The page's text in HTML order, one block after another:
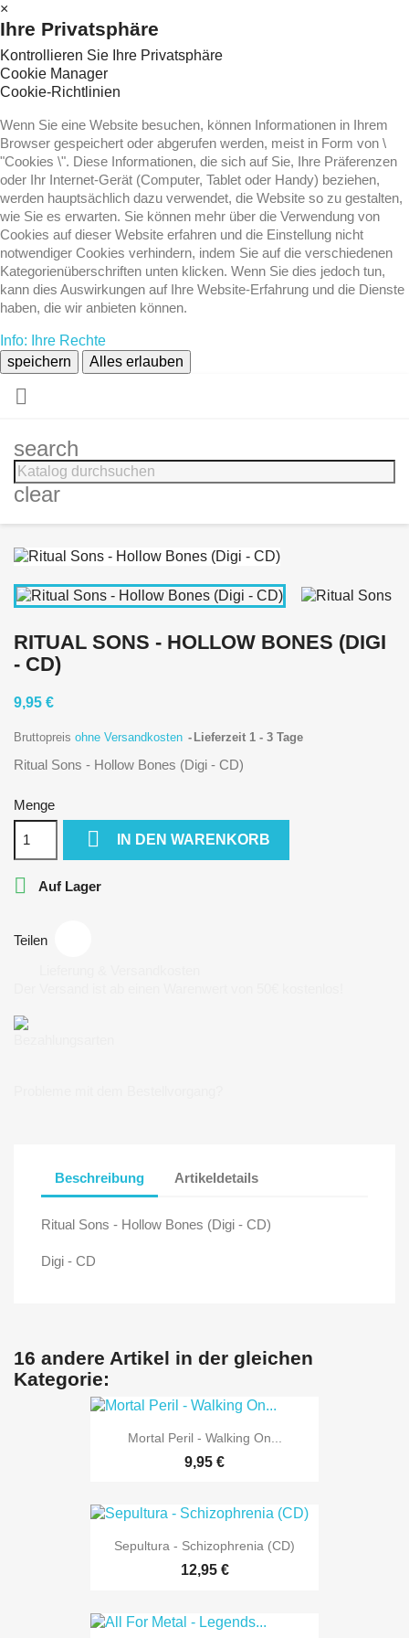
×
Ihre Privatsphäre
Kontrollieren Sie Ihre Privatsphäre
Cookie Manager
Cookie-Richtlinien
Wenn Sie eine Website besuchen, können Informationen in Ihrem
Browser gespeichert oder abgerufen werden, meist in Form von \
"Cookies \". Diese Informationen, die sich auf Sie, Ihre Präferenzen
oder Ihr Internet-Gerät (Computer, Tablet oder Handy) beziehen,
werden hauptsächlich dazu verwendet, die Website so zu gestalten,
wie Sie es erwarten. Sie können mehr über die Verwendung von
Cookies auf dieser Website erfahren und die Einstellung nicht
notwendiger Cookies verhindern, indem Sie auf die verschiedenen
Kategorienüberschriften unten klicken. Wenn Sie dies jedoch tun,
kann dies Auswirkungen auf Ihre Website-Erfahrung und die Dienste
haben, die wir anbieten können.
Info: Ihre Rechte
speichern
Alles erlauben

search
clear
RITUAL SONS - HOLLOW BONES (DIGI
- CD)
9,95 €
Bruttopreis ohne Versandkosten Lieferzeit 1 - 3 Tage
Ritual Sons - Hollow Bones (Digi - CD)
Menge
 IN DEN WARENKORB
 Auf Lager
Teilen
Beschreibung Artikeldetails
Ritual Sons - Hollow Bones (Digi - CD)
Digi - CD
16 andere Artikel in der gleichen
Kategorie:
Mortal Peril - Walking On...
9,95 €
Sepultura - Schizophrenia (CD)
12,95 €